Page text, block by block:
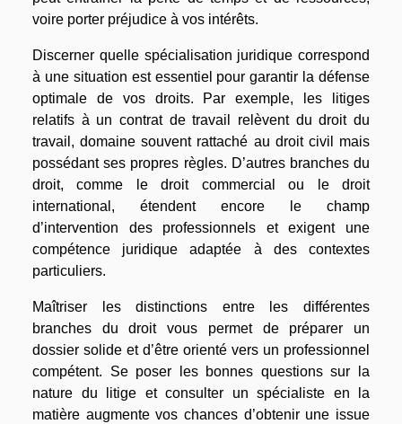
voire porter préjudice à vos intérêts.
Discerner quelle spécialisation juridique correspond
à une situation est essentiel pour garantir la défense
optimale de vos droits. Par exemple, les litiges
relatifs à un contrat de travail relèvent du droit du
travail, domaine souvent rattaché au droit civil mais
possédant ses propres règles. D’autres branches du
droit, comme le droit commercial ou le droit
international, étendent encore le champ
d’intervention des professionnels et exigent une
compétence juridique adaptée à des contextes
particuliers.
Maîtriser les distinctions entre les différentes
branches du droit vous permet de préparer un
dossier solide et d’être orienté vers un professionnel
compétent. Se poser les bonnes questions sur la
nature du litige et consulter un spécialiste en la
matière augmente vos chances d’obtenir une issue